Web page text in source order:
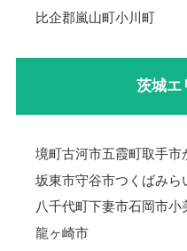
比企郡嵐山町小川町
茨城エ
境町古河市五霞町取手市
坂東市守谷市つくばみら
八千代町下妻市石岡市小
龍ヶ崎市